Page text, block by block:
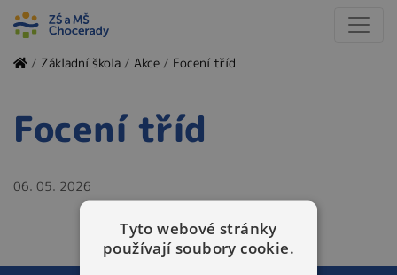
/ Základní škola / Akce / Focení tříd
Focení tříd
06. 05. 2026
Tyto webové stránky
používají soubory cookie.